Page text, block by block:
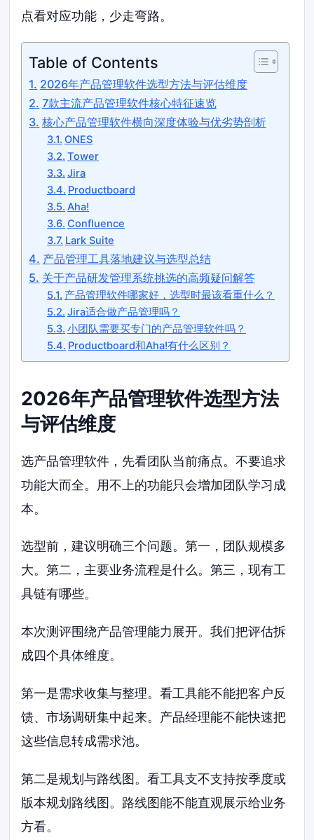
点看对应功能，少走弯路。
Table of Contents
2026年产品管理软件选型方法与评估维度
7款主流产品管理软件核心特征速览
核心产品管理软件横向深度体验与优劣势剖析
ONES
Tower
Jira
Productboard
Aha!
Confluence
Lark Suite
产品管理工具落地建议与选型总结
关于产品研发管理系统挑选的高频疑问解答
产品管理软件哪家好，选型时最该看重什么？
Jira适合做产品管理吗？
小团队需要买专门的产品管理软件吗？
Productboard和Aha!有什么区别？
2026年产品管理软件选型方法
与评估维度
选产品管理软件，先看团队当前痛点。不要追求
功能大而全。用不上的功能只会增加团队学习成
本。
选型前，建议明确三个问题。第一，团队规模多
大。第二，主要业务流程是什么。第三，现有工
具链有哪些。
本次测评围绕产品管理能力展开。我们把评估拆
成四个具体维度。
第一是需求收集与整理。看工具能不能把客户反
馈、市场调研集中起来。产品经理能不能快速把
这些信息转成需求池。
第二是规划与路线图。看工具支不支持按季度或
版本规划路线图。路线图能不能直观展示给业务
方看。